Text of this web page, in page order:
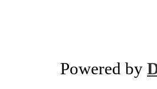
Powered by